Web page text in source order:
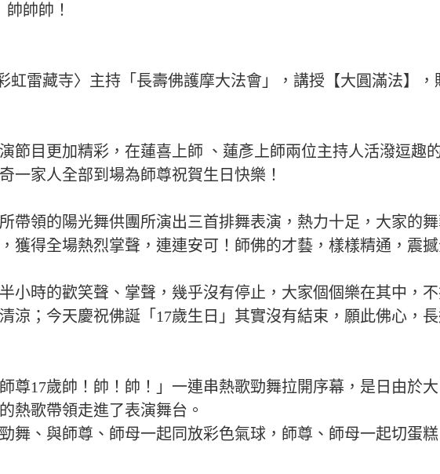
帥帥！
虹雷藏寺〉主持「長壽佛護摩大法會」，講授【大圓滿法】
節目更加精彩，在蓮喜上師 、蓮彥上師兩位主持人活潑逗趣
一家人全部到場為師尊祝賀生日快樂！
帶領的陽光舞供團所演出三首排舞表演，熱力十足，大家的舞
獲得全場熱烈掌聲，連連安可！師佛的才藝，樣樣精通，震撼
小時的歡笑聲、掌聲，幾乎沒有停止，大家個個樂在其中，不
涼；今天慶祝佛誕「17歲生日」其實沒有結束，願此佛心，
尊17歲帥！帥！帥！」一連串熱歌勁舞拉開序幕，是日由於
熱歌帶領走進了表演舞台。
舞、與師尊、師母一起同放彩色氣球，師尊、師母一起切蛋